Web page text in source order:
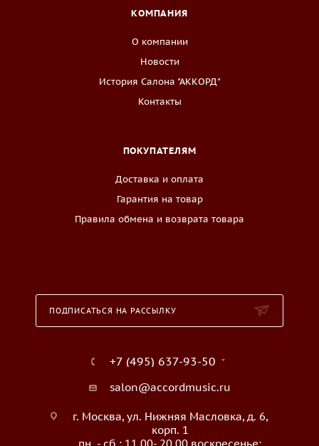
КОМПАНИЯ
О компании
Новости
История Салона "АККОРД"
Контакты
ПОКУПАТЕЛЯМ
Доставка и оплата
Гарантия на товар
Правила обмена и возврата товара
ПОДПИСАТЬСЯ НА РАССЫЛКУ
+7 (495) 637-93-50
salon@accordmusic.ru
г. Москва, ул. Нижняя Масловка, д. 6,
корп. 1